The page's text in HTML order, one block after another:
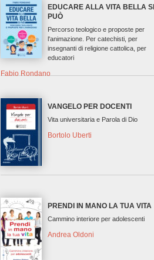
EDUCARE ALLA VITA BELLA SI
PUÒ
Percorso teologico e proposte per
l'animazione. Per catechisti, per
insegnanti di religione cattolica, per
educatori
Fabio Rondano
VANGELO PER DOCENTI
Vita universitaria e Parola di Dio
Bortolo Uberti
PRENDI IN MANO LA TUA VITA
Cammino interiore per adolescenti
Andrea Oldoni